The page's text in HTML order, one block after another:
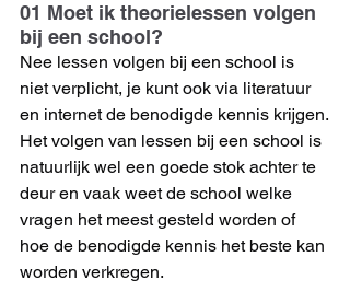
01 Moet ik theorielessen volgen
bij een school?
Nee lessen volgen bij een school is
niet verplicht, je kunt ook via literatuur
en internet de benodigde kennis krijgen.
Het volgen van lessen bij een school is
natuurlijk wel een goede stok achter te
deur en vaak weet de school welke
vragen het meest gesteld worden of
hoe de benodigde kennis het beste kan
worden verkregen.